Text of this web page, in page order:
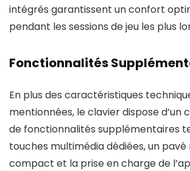
intégrés garantissent un confort
pendant les sessions de jeu les plus
Fonctionnalités
En plus des caractéristiques
mentionnées, le clavier dispose d’un
de fonctionnalités supplémentaires
touches multimédia dédiées, un pavé
compact et la prise en charge de